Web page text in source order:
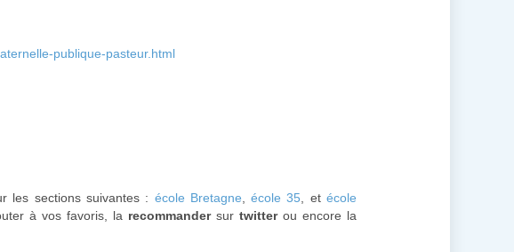
publique-pasteur.html
les sections suivantes : école Bretagne ,école 35 , etécole
à vos favoris, la recommandersur twitterou encore la